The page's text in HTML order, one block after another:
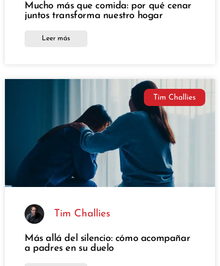
Mucho más que comida: por qué cenar
juntos transforma nuestro hogar
Leer más
Tim Challies
Tim Challies
Más allá del silencio: cómo acompañar
a padres en su duelo